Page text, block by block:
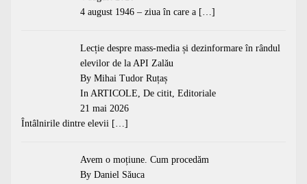
4 august 1946 – ziua în care a […]
Lecție despre mass-media și dezinformare în rândul
elevilor de la API Zalău
By Mihai Tudor Ruțaș
In ARTICOLE, De citit, Editoriale
21 mai 2026
Întâlnirile dintre elevii […]
Avem o moțiune. Cum procedăm
By Daniel Săuca